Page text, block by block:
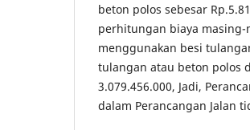
beton polos sebesar
perhitungan biaya masing-
menggunakan besi
tulangan atau beton polos
3.079.456.000, Jadi,
dalam Perancangan Jalan